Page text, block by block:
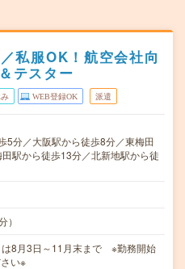
私服OK！航空会社向
テスター
WEB登録OK 派遣
5分／大阪駅から徒歩8分／東梅田
駅から徒歩13分／北新地駅から徒
）
8月3日～11月末まで ※勤務開始
い※